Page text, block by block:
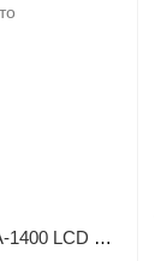
Сварочный аппарат Vitals MMA-1400 LCD mini